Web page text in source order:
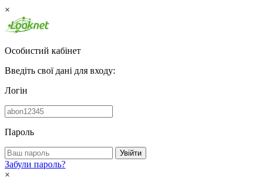
×
Особистий кабінет
Введіть свої дані для входу:
Логін
Пароль
Увійти
Забули пароль?
×